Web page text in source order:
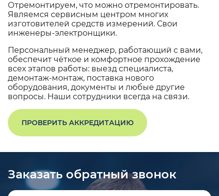
Отремонтируем, что можно отремонтировать.
Являемся сервисным центром многих
изготовителей средств измерений. Свои
инженеры-электронщики.
Персональный менеджер, работающий с вами,
обеспечит чёткое и комфортное прохождение
всех этапов работы: выезд специалиста,
демонтаж-монтаж, поставка нового
оборудования, документы и любые другие
вопросы. Наши сотрудники всегда на связи.
ПРОВЕРИТЬ АККРЕДИТАЦИЮ
Заказать обратный звонок